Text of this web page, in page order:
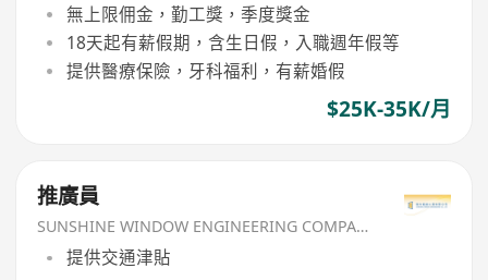
無上限佣金，勤工獎，季度獎金
18天起有薪假期，含生日假，入職週年假等
提供醫療保險，牙科福利，有薪婚假
$25K-35K/月
推廣員
SUNSHINE WINDOW ENGINEERING COMPANY LIMITED
提供交通津貼